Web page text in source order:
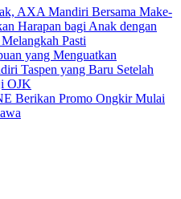
AXA Mandiri Bersama Make-
Harapan bagi Anak dengan
Pasti
yang Menguatkan
Taspen yang Baru Setelah
OJK
Berikan Promo Ongkir Mulai